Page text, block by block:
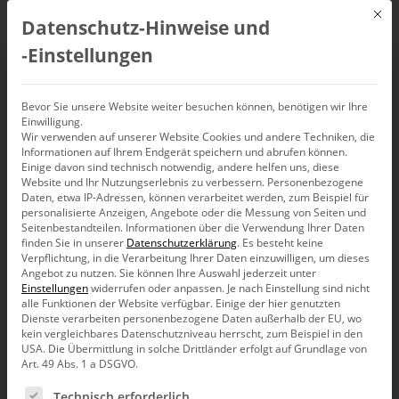
Wetter
Forschung
Mit
Datenschutz-Hinweise und
‑Einstellungen
Bevor Sie unsere Website weiter besuchen können, benötigen wir Ihre
Einwilligung.
Wir verwenden auf unserer Website Cookies und andere Techniken, die
Informationen auf Ihrem Endgerät speichern und abrufen können.
Einige davon sind technisch notwendig, andere helfen uns, diese
Website und Ihr Nutzungserlebnis zu verbessern. Personenbezogene
Daten, etwa IP-Adressen, können verarbeitet werden, zum Beispiel für
personalisierte Anzeigen, Angebote oder die Messung von Seiten und
Seitenbestandteilen. Informationen über die Verwendung Ihrer Daten
finden Sie in unserer Datenschutzerklärung. Es besteht keine
Verpflichtung, in die Verarbeitung Ihrer Daten einzuwilligen, um dieses
Angebot zu nutzen.Sie können Ihre Auswahl jederzeit unter
Einstellungenwiderrufen oder anpassen. Je nach Einstellung sind nicht
alle Funktionen der Website verfügbar. Einige der hier genutzten
Dienste verarbeiten personenbezogene Daten außerhalb der EU, wo
kein vergleichbares Datenschutzniveau herrscht, zum Beispiel in den
USA. Die Übermittlung in solche Drittländer erfolgt auf Grundlage von
Art. 49 Abs. 1 a DSGVO.
Es folgt eine Liste der Service-Gruppen, für die eine